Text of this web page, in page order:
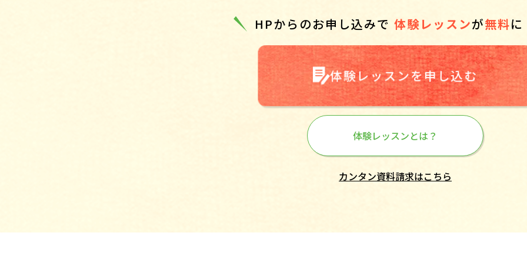
HPからのお申し込みで 体験レッスンが無料
体験レッスンを申し込む
体験レッスンとは？
カンタン資料請求はこちら